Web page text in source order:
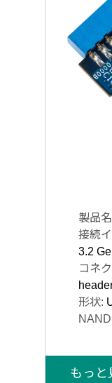
製品
接続
3.2
コネ
形状:
もっと